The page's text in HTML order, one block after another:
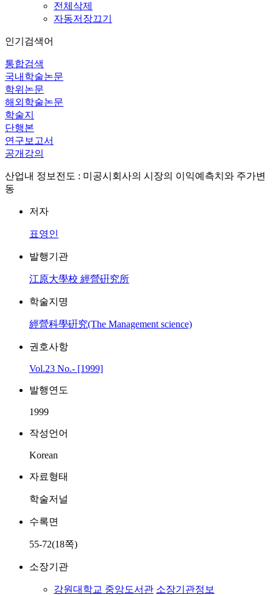
전체삭제
자동저장끄기
인기검색어
통합검색
국내학술논문
학위논문
해외학술논문
학술지
단행본
연구보고서
공개강의
산업내 정보전도 : 미공시회사의 시장의 이익예측치와 주가변
동
저자
표영인
발행기관
江原大學校 經營硏究所
학술지명
經營科學硏究(The Management science)
권호사항
Vol.23 No.- [1999]
발행연도
1999
작성언어
Korean
자료형태
학술저널
수록면
55-72(18쪽)
소장기관
강원대학교 중앙도서관 소장기관정보